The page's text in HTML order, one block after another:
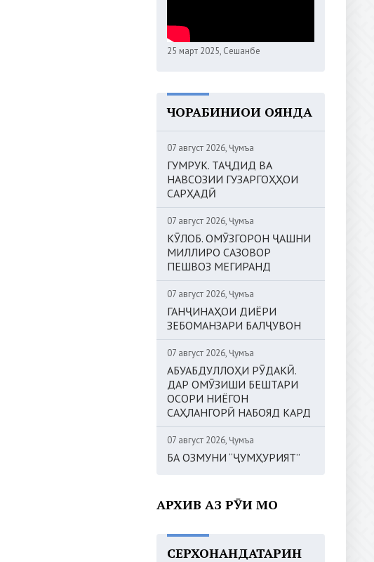
25 март 2025, Сешанбе
ЧОРАБИНИҲОИ ОЯНДА
07 август 2026, Ҷумъа
ГУМРУК. ТАҶДИД ВА
НАВСОЗИИ ГУЗАРГОҲҲОИ
САРҲАДӢ
07 август 2026, Ҷумъа
КӮЛОБ. ОМӮЗГОРОН ҶАШНИ
МИЛЛИРО САЗОВОР
ПЕШВОЗ МЕГИРАНД
07 август 2026, Ҷумъа
ГАНҶИНАҲОИ ДИЁРИ
ЗЕБОМАНЗАРИ БАЛҶУВОН
07 август 2026, Ҷумъа
АБУАБДУЛЛОҲИ РӮДАКӢ.
ДАР ОМӮЗИШИ БЕШТАРИ
ОСОРИ НИЁГОН
САҲЛАНГОРӢ НАБОЯД КАРД
07 август 2026, Ҷумъа
БА ОЗМУНИ “ҶУМҲУРИЯТ”
АРХИВ АЗ РӮИ МОҲ
СЕРХОНАНДАТАРИН